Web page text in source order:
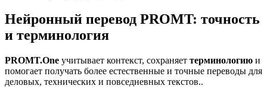
Нейронный перевод PROMT: точность
и терминология
PROMT.One учитывает контекст, сохраняет терминологию и
помогает получать более естественные и точные переводы для
деловых, технических и повседневных текстов..